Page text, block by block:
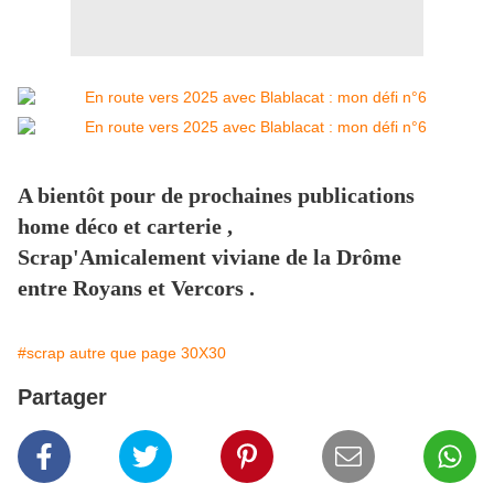
A bientôt pour de prochaines publications
home déco et carterie ,
Scrap'Amicalement viviane de la Drôme
entre Royans et Vercors .
#scrap autre que page 30X30
Partager